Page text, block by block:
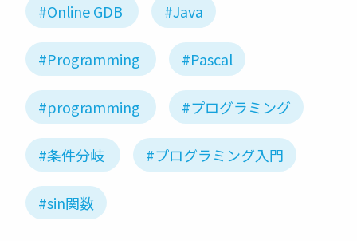
#Online GDB #Java
#Programming #Pascal
#programming #プログラミング
#条件分岐 #プログラミング入門
#sin関数